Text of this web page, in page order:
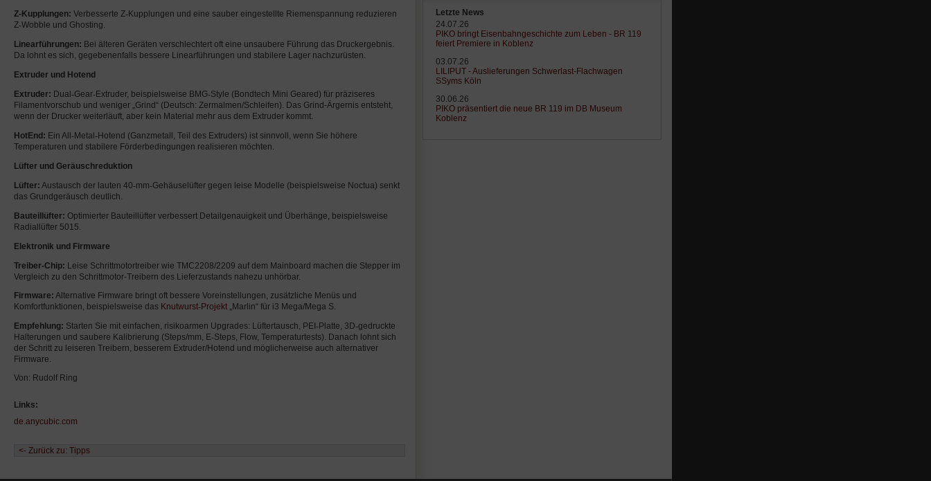
Letzte News
24.07.26
PIKO bringt Eisenbahngeschichte zum Leben - BR 119
feiert Premiere in Koblenz
03.07.26
LILIPUT - Auslieferungen Schwerlast-Flachwagen
SSyms Köln
30.06.26
PIKO präsentiert die neue BR 119 im DB Museum
Koblenz
Z-Kupplungen: Verbesserte Z‑Kupplungen und eine sauber eingestellte Riemenspannung reduzieren
Z‑Wobble und Ghosting.
Linearführungen: Bei älteren Geräten verschlechtert oft eine unsaubere Führung das Druckergebnis.
Da lohnt es sich, gegebenenfalls bessere Linearführungen und stabilere Lager nachzurüsten.
Extruder und Hotend
Extruder: Dual‑Gear‑Extruder, beispielsweise BMG‑Style (Bondtech Mini Geared) für präziseres
Filamentvorschub und weniger „Grind“ (Deutsch: Zermalmen/Schleifen). Das Grind-Ärgernis entsteht,
wenn der Drucker weiterläuft, aber kein Material mehr aus dem Extruder kommt.
HotEnd: Ein All‑Metal‑Hotend (Ganzmetall, Teil des Extruders) ist sinnvoll, wenn Sie höhere
Temperaturen und stabilere Förderbedingungen realisieren möchten.
Lüfter und Geräuschreduktion
Lüfter: Austausch der lauten 40‑mm‑Gehäuselüfter gegen leise Modelle (beispielsweise Noctua) senkt
das Grundgeräusch deutlich.
Bauteillüfter: Optimierter Bauteillüfter verbessert Detailgenauigkeit und Überhänge, beispielsweise
Radiallüfter 5015.
Elektronik und Firmware
Treiber-Chip: Leise Schrittmotortreiber wie TMC2208/2209 auf dem Mainboard machen die Stepper im
Vergleich zu den Schrittmotor-Treibern des Lieferzustands nahezu unhörbar.
Firmware: Alternative Firmware bringt oft bessere Voreinstellungen, zusätzliche Menüs und
Komfortfunktionen, beispielsweise das Knutwurst‑Projekt „Marlin“ für i3 Mega/Mega S.
Empfehlung: Starten Sie mit einfachen, risikoarmen Upgrades: Lüftertausch, PEI ‑Platte, 3D‑gedruckte
Halterungen und saubere Kalibrierung (Steps/mm, E‑Steps, Flow, Temperaturtests). Danach lohnt sich
der Schritt zu leiseren Treibern, besserem Extruder/Hotend und möglicherweise auch alternativer
Firmware.
Von: Rudolf Ring
Links:
de.anycubic.com
<- Zurück zu: Tipps